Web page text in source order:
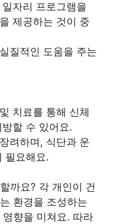
자리 프로그램을
제공하는 것이 중
질적인 도움을 주는
치료를 통해 신체
할 수 있어요.
려하며, 식단과 운
필요해요.
까요? 각 개인이 건
환경을 조성하는
향을 미쳐요. 따라